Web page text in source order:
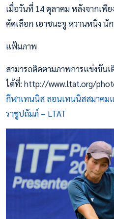
เมื่อวันที่ 14 ตุลาคม หลังจากเพี
คัดเลือก เอาชนะจู หวานหนิง นั
แฟ้มภาพ
สามารถติดตามภาพการแข่งขันเ
ได้ที่: http://www.ltat.org/
กีฬาเทนนิส ลอนเทนนิสสมาคม
ราชูปถัมภ์ – LTAT